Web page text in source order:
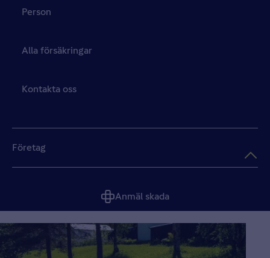
Person
Alla försäkringar
Kontakta oss
Företag
Anmäl skada